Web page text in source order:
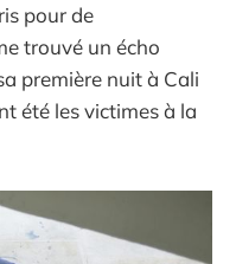
pour de
trouvé un écho
première nuit à Cali
été les victimes à la